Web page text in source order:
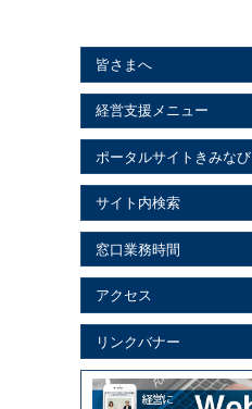
皆さまへ
経営支援メニュー
ポータルサイトきみなび
サイト内検索
窓口業務時間
アクセス
リンクバナー